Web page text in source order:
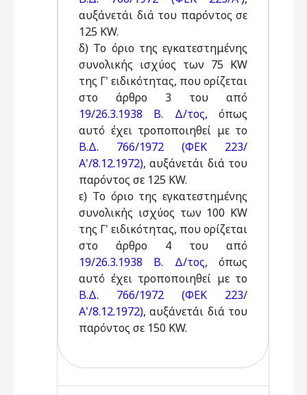
αυξάνετάι διά του παρόντος σε
125 KW.
δ) Το όριο της εγκατεστημένης
συνολικής ισχύος των 75 KW
της Γ' ειδικότητας, που ορίζεται
στο άρθρο 3 του από
19/26.3.1938 Β. Δ/τος, όπως
αυτό έχει τροποποιηθεί με το
Β.Δ. 766/1972 (ΦΕΚ 223/
Α'/8.12.1972), αυξάνετάι διά του
παρόντος σε 125 KW.
ε) Το όριο της εγκατεστημένης
συνολικής ισχύος των 100 KW
της Γ' ειδικότητας, που ορίζεται
στο άρθρο 4 του από
19/26.3.1938 Β. Δ/τος, όπως
αυτό έχει τροποποιηθεί με το
Β.Δ. 766/1972 (ΦΕΚ 223/
Α'/8.12.1972), αυξάνετάι διά του
παρόντος σε 150 KW.